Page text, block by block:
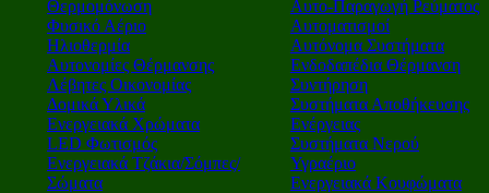
Θερμομόνωση
Φυσικό Αέριο
Ηλιοθερμία
Αυτονομίες Θέρμανσης
Λέβητες Οικονομίας
Δομικά Υλικά
Ενεργειακά Χρώματα
LED Φωτισμός
Ενεργειακά Τζάκια/Σόμπες/
Σώματα
Αυτο-Παραγωγή Ρεύματος
Αυτοματισμοί
Αυτόνομα Συστήματα
Ενδοδαπέδια Θέρμανση
Συντήρηση
Συστήματα Αποθήκευσης
Ενέργειας
Συστήματα Νερού
Υγραέριο
Ενεργειακά Κουφώματα